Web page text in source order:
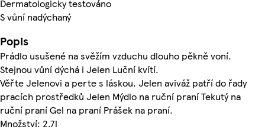
Dermatologicky testováno
S vůní nadýchaný
Popis
Prádlo usušené na svěžím vzduchu dlouho pěkně voní.
Stejnou vůní dýchá i Jelen Luční kvítí.
Věřte Jelenovi a perte s láskou. Jelen aviváž patří do řady
pracích prostředků Jelen Mýdlo na ruční praní Tekutý na
ruční praní Gel na praní Prášek na praní.
Množství: 2.7l